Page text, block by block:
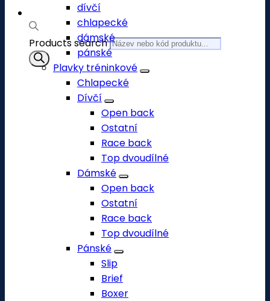
Products search
dívčí
chlapecké
dámské
pánské
Plavky tréninkové
Chlapecké
Dívčí
Open back
Ostatní
Race back
Top dvoudílné
Dámské
Open back
Ostatní
Race back
Top dvoudílné
Pánské
Slip
Brief
Boxer